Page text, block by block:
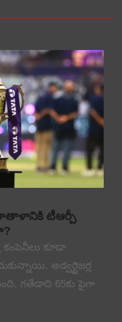
టీఆర్పీ
కంపెనీలు కూడా
అడ్వర్టైజర్ల
గతేడాది 65కు పైగా